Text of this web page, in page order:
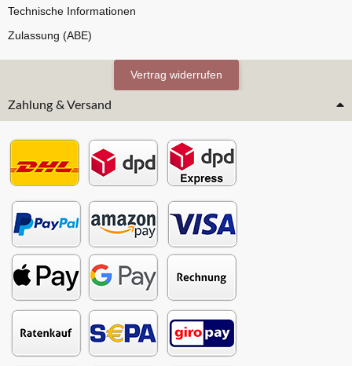
Technische Informationen
Zulassung (ABE)
Vertrag widerrufen
Zahlung & Versand